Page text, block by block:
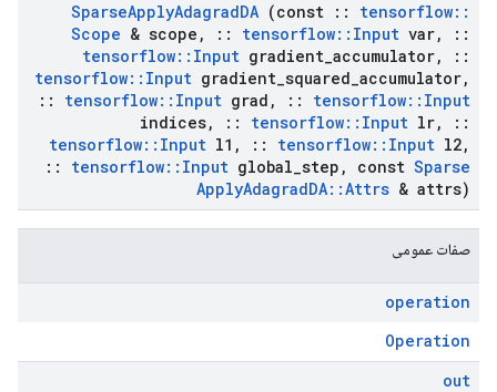
SparseApplyAdagradDA (const :: tensorflow::
Scope & scope , :: tensorflow:: Input var,
::
tensorflow:: Input gradient accumulator,
::
tensorflow:: Input gradient squared accumulator,
::
tensorflow:: Input grad , :: tensorflow:: Input
indices, :: tensorflow:: Input lr,
::
tensorflow:: Input l1 , :: tensorflow:: Input l2,
::
tensorflow:: Input global step , const Sparse
ApplyAdagradDA::Attrs & attrs)
صفات عمومی
operation
Operation
out